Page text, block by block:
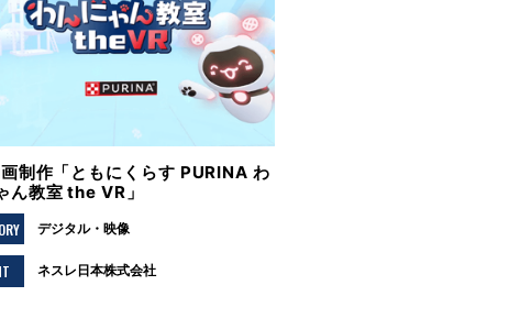
制作「ともにくらす PURINA わ
ん教室 the VR」
デジタル 映像
ネスレ日本株式会社